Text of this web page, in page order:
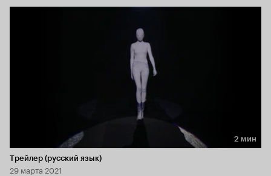
Длительность 2 мин
2 мин
Трейлер (русский язык)
29 марта 2021